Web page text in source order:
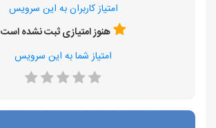
امتیاز کاربران به این سرویس
هنوز امتیازی ثبت نشده است
امتیاز شما به این سرویس